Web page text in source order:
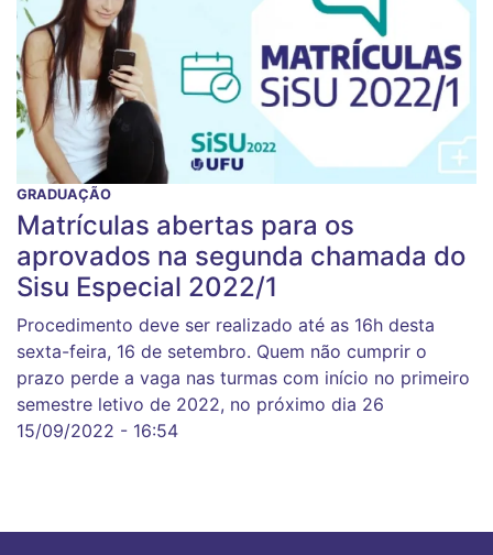
GRADUAÇÃO
Matrículas abertas para os
aprovados na segunda chamada do
Sisu Especial 2022/1
Procedimento deve ser realizado até as 16h desta
sexta-feira, 16 de setembro. Quem não cumprir o
prazo perde a vaga nas turmas com início no primeiro
semestre letivo de 2022, no próximo dia 26
15/09/2022 - 16:54